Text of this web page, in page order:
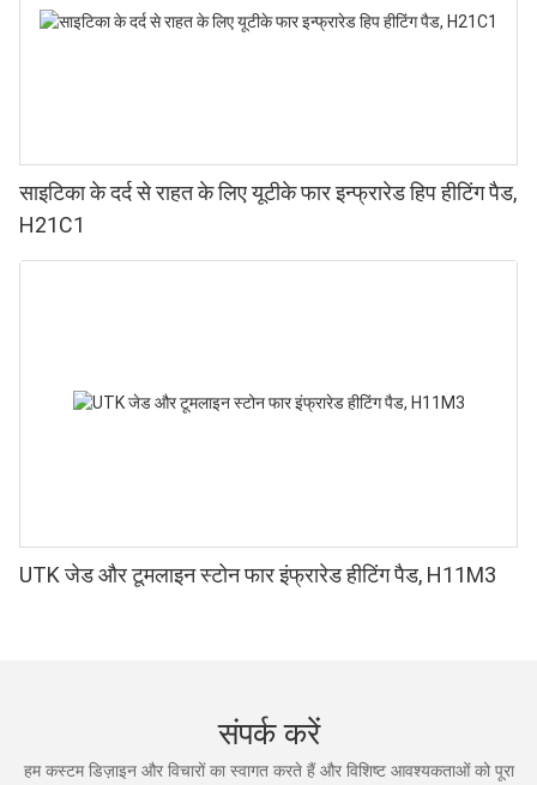
साइटिका के दर्द से राहत के लिए यूटीके फार इन्फ्रारेड हिप हीटिंग पैड,
H21C1
UTK जेड और टूमलाइन स्टोन फार इंफ्रारेड हीटिंग पैड, H11M3
संपर्क करें
हम कस्टम डिज़ाइन और विचारों का स्वागत करते हैं और विशिष्ट आवश्यकताओं को पूरा